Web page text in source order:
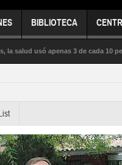
BIBLIOTECA
usó apenas 3 de cada 10 pesos